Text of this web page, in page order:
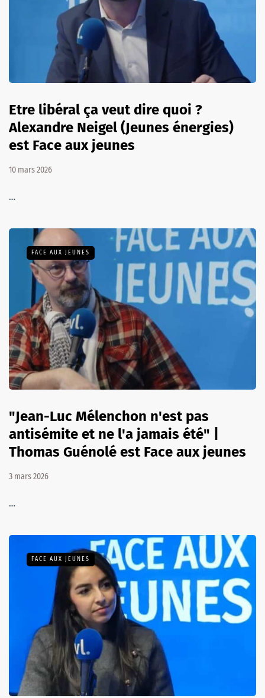
Etre libéral ça veut dire quoi ?
Alexandre Neigel (Jeunes énergies)
est Face aux jeunes
10 mars 2026
…
FACE AUX JEUNES
"Jean-Luc Mélenchon n'est pas
antisémite et ne l'a jamais été" |
Thomas Guénolé est Face aux jeunes
3 mars 2026
…
FACE AUX JEUNES